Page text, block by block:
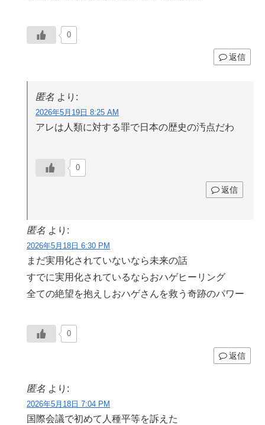
0
返信
匿名 より:
2026年5月19日 8:25 AM
アレは人類に対する罪で日本の歴史の汚点だわ
0
返信
匿名 より:
2026年5月18日 6:30 PM
まだ実用化されていないなら未来の話
すでに実用化されているならおハゲヒーリング
全ての絶望を抱えしおハゲさんを救う奇跡のパワー
0
返信
匿名 より:
2026年5月18日 7:04 PM
国際会議で初めて人種平等を訴えた